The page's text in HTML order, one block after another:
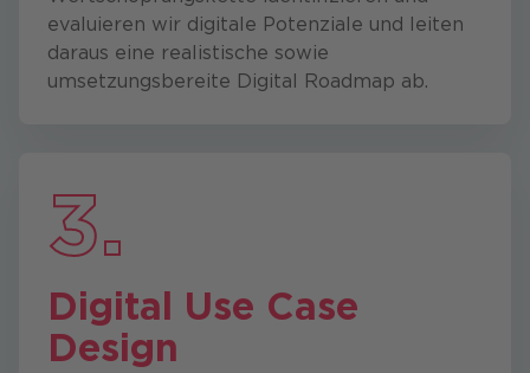
evaluieren wir digitale Potenziale und leiten
daraus eine realistische sowie
umsetzungsbereite Digital Roadmap ab.
3.
Digital Use Case
Design